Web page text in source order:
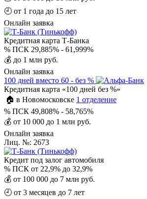
🕘 от 1 года до 15 лет
Онлайн заявка
Кредитная карта Т-Банка
% ПСК 29,885% - 61,999%
💰 до 1 млн руб.
Онлайн заявка
100 дней вместо 60 - без %
Кредитная карта «100 дней без %»
🏠 в Новомосковске 1 отделение
% ПСК 49,808% - 58,765%
💰 от 10 000 до 1 млн руб.
Онлайн заявка
Лиц. №: 2673
Кредит под залог автомобиля
% ПСК от 22,9% до 32,9%
💰 от 100 000 до 7 млн руб.
🕘 от 3 месяцев до 7 лет